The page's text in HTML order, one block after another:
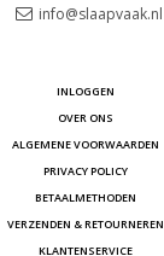
info@slaapvaak.nl
INLOGGEN
OVER ONS
ALGEMENE VOORWAARDEN
PRIVACY POLICY
BETAALMETHODEN
VERZENDEN & RETOURNEREN
KLANTENSERVICE